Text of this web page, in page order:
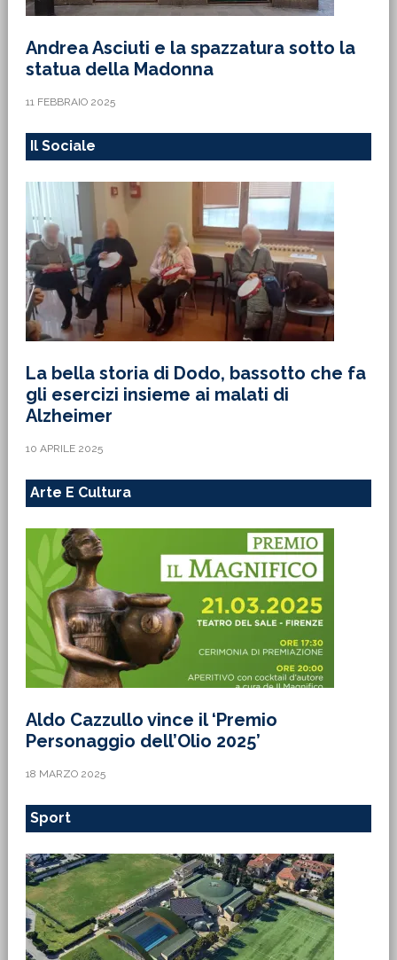
Andrea Asciuti e la spazzatura sotto la
statua della Madonna
11 FEBBRAIO 2025
Il Sociale
La bella storia di Dodo, bassotto che fa
gli esercizi insieme ai malati di
Alzheimer
10 APRILE 2025
Arte E Cultura
Aldo Cazzullo vince il ‘Premio
Personaggio dell’Olio 2025’
18 MARZO 2025
Sport